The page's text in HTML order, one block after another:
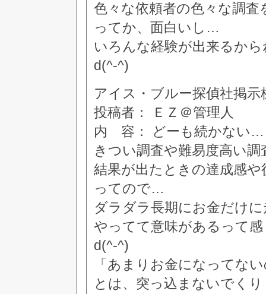
色々な依頼者の色々な調
ってか、面白いし…
いろんな経験が出来るから
d(^-^)
アイス・ブルー探偵社掲
投稿者： ＥＺ＠管理人
内 容： どーも続かない…
きつい調査や難易度高い調
結果が出たときの達成感
ってので…
ダラダラ長期にお金だけ
やってて意味があるって
d(^-^)
「あまりお金になってな
とは、突っ込まないでくり